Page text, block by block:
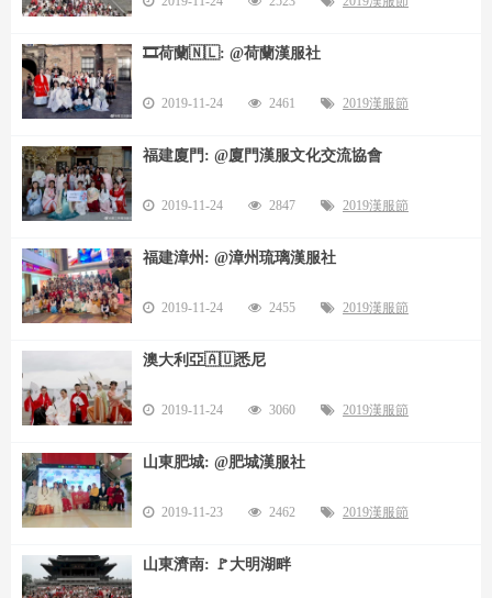
🎞️荷蘭🇳🇱: @荷蘭漢服社
2019-11-24 2461 2019漢服節
福建廈門: @廈門漢服文化交流協會
2019-11-24 2847 2019漢服節
福建漳州: @漳州琉璃漢服社
2019-11-24 2455 2019漢服節
澳大利亞🇦🇺悉尼
2019-11-24 3060 2019漢服節
山東肥城: @肥城漢服社
2019-11-23 2462 2019漢服節
山東濟南: 🚩大明湖畔